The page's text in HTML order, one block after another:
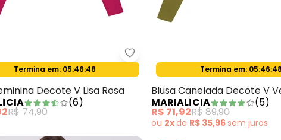
Feminina Ampla Estampa Digital Bege
Marialícia - Blusa Feminina
Oferta relâmpago
Termina em: 05:46:47
Decote V Lisa Rosa
(6)
R$ 74,90
Oferta relâmpago
Termina em: 05:46:47
Blusa Canelada Decote V
MARIALÍCIA
(5)
R$ 71,92R$ 89,90
ou 2xde R$ 35,96sem juros